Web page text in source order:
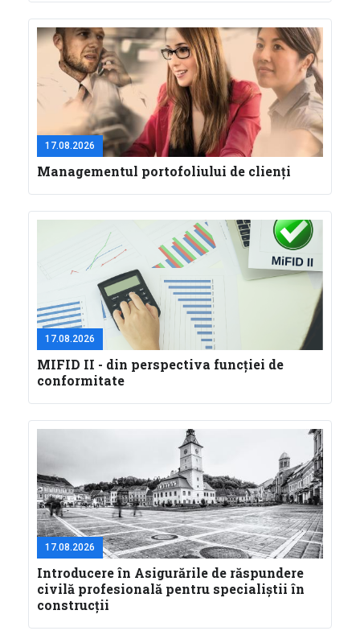
17.08.2026
Managementul portofoliului de clienți
17.08.2026
MIFID II - din perspectiva funcţiei de
conformitate
17.08.2026
Introducere în Asigurările de răspundere
civilă profesională pentru specialiştii în
construcţii